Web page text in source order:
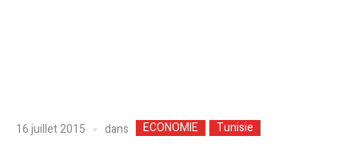
16 juillet 2015 dans ECONOMIE Tunisie